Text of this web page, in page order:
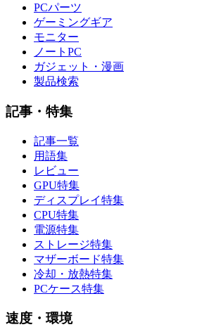
PCパーツ
ゲーミングギア
モニター
ノートPC
ガジェット・漫画
製品検索
記事・特集
記事一覧
用語集
レビュー
GPU特集
ディスプレイ特集
CPU特集
電源特集
ストレージ特集
マザーボード特集
冷却・放熱特集
PCケース特集
速度・環境